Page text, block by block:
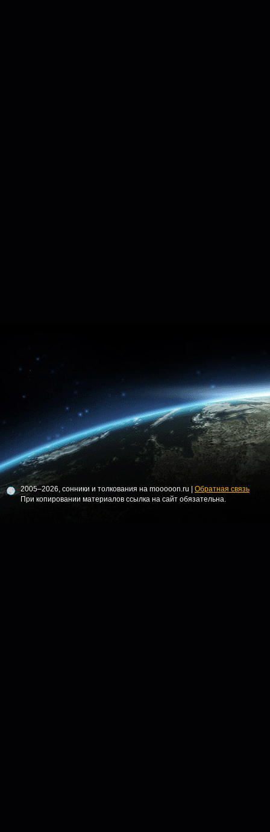
2005–2026, сонники и толкования на mooooon.ru | Обратная связь
При копировании материалов ссылка на сайт обязательна.